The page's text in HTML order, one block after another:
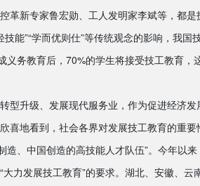
革新专家鲁宏勋、工人发明家李斌等，都
能”“学而优则仕”等传统观念的影响，我
义务教育后，70%的学生将接受技工教育
型升级、发展现代服务业，作为促进经济
喜地看到，社会各界对发展技工教育的重
、中国创造的高技能人才队伍”。今年以
力发展技工教育”的要求。湖北、安徽、